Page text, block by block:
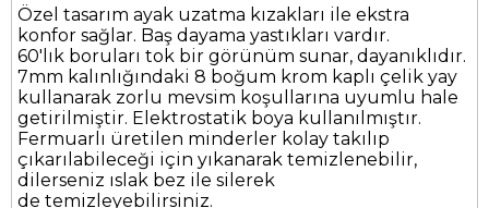
Özel tasarım ayak uzatma kızakları ile ekstra
konfor sağlar. Baş dayama yastıkları vardır.
60'lık boruları tok bir görünüm sunar, dayanıklıdır.
7mm kalınlığındaki 8 boğum krom kaplı çelik yay
kullanarak zorlu mevsim koşullarına uyumlu hale
getirilmiştir. Elektrostatik boya kullanılmıştır.
Fermuarlı üretilen minderler kolay takılıp
çıkarılabileceği için yıkanarak temizlenebilir,
dilerseniz ıslak bez ile silerek
de temizleyebilirsiniz.